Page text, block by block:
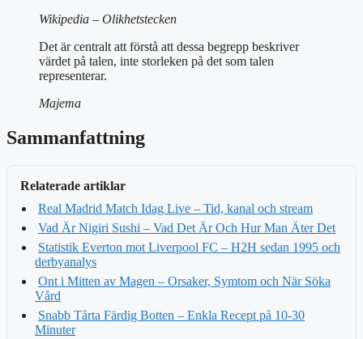
Wikipedia – Olikhetstecken
Det är centralt att förstå att dessa begrepp beskriver
värdet på talen, inte storleken på det som talen
representerar.
Majema
Sammanfattning
Relaterade artiklar
Real Madrid Match Idag Live – Tid, kanal och stream
Vad Är Nigiri Sushi – Vad Det Är Och Hur Man Äter Det
Statistik Everton mot Liverpool FC – H2H sedan 1995 och
derbyanalys
Ont i Mitten av Magen – Orsaker, Symtom och När Söka
Vård
Snabb Tårta Färdig Botten – Enkla Recept på 10-30
Minuter